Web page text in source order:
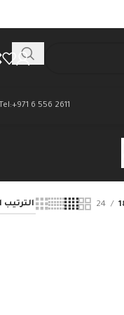
Tel:+971 6 556 2611
24